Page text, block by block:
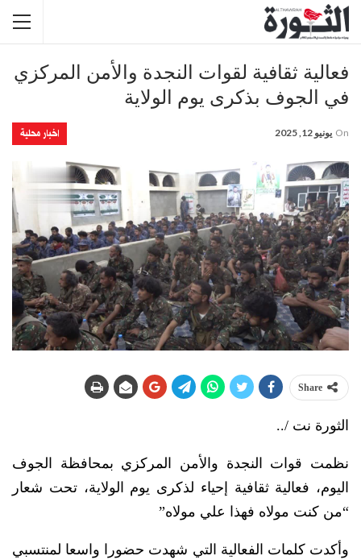
فعالية ثقافية لقوات النجدة والأمن المركزي
في الجوف بذكرى يوم الولاية
اخبار محلية On يونيو 12, 2025
Share
الثورة نت /..
نظمت قوات النجدة والأمن المركزي بمحافظة الجوف
اليوم، فعالية ثقافية إحياء لذكرى يوم الولاية، تحت شعار
“من كنت مولاه فهذا علي مولاه”
وأكدت كلمات الفعالية التي شهدت حضورا واسعا لمنتسبي